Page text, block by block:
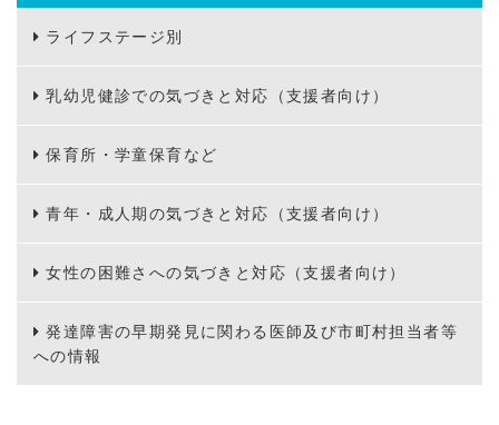
ライフステージ別
乳幼児健診での気づきと対応（支援者向け）
保育所・学童保育など
青年・成人期の気づきと対応（支援者向け）
女性の困難さへの気づきと対応（支援者向け）
発達障害の早期発見に関わる医師及び市町村担当者等
への情報